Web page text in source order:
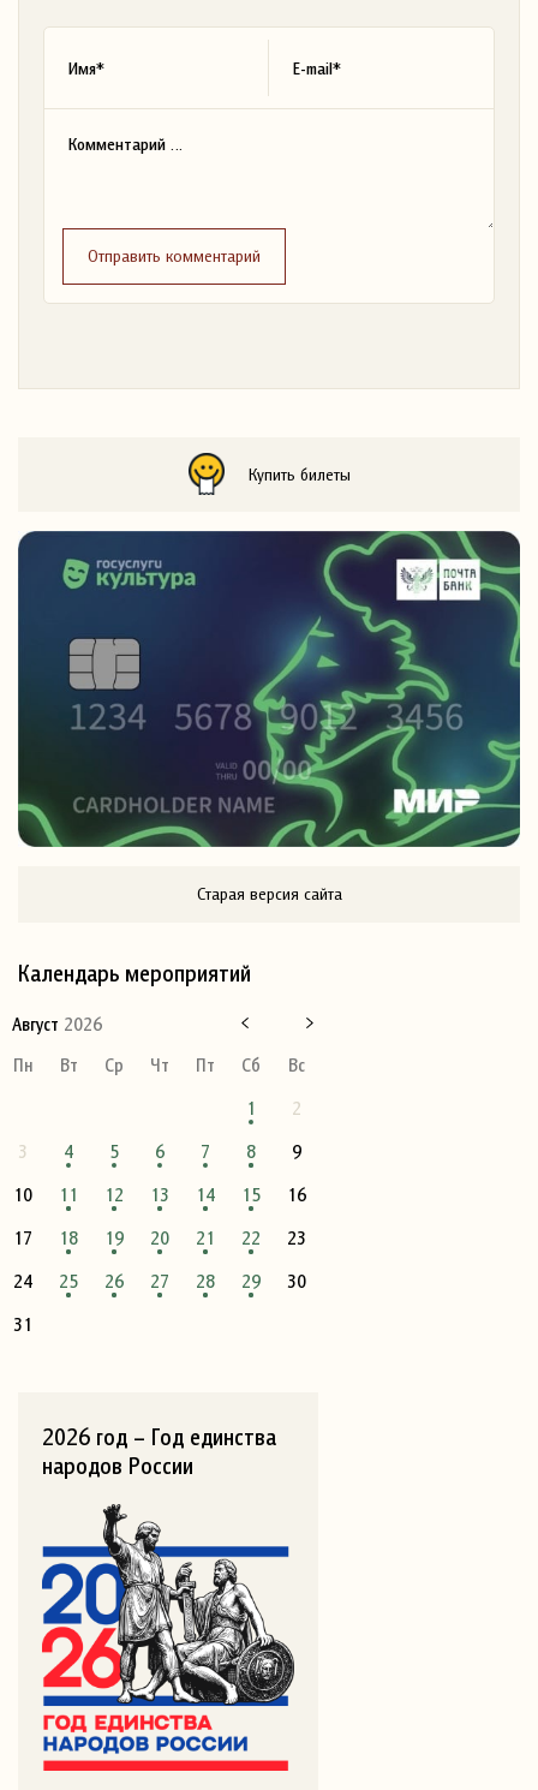
Отправить комментарий
Купить билеты
Старая версия сайта
Календарь мероприятий
Август 2026
Пн
Вт Ср Чт Пт Сб
Вс
1
2
3
4 5 6 7 8
9
10
11 12 13 14 15
16
17
18 19 20 21 22
23
24
25 26 27 28 29
30
31
2026 год – Год единства
народов России